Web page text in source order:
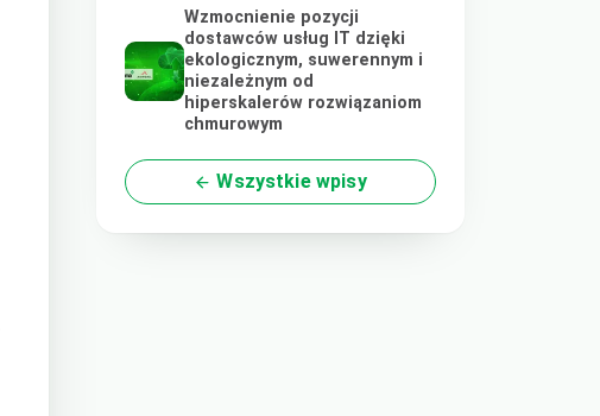
Wzmocnienie pozycji
dostawców usług IT dzięki
ekologicznym, suwerennym i
niezależnym od
hiperskalerów rozwiązaniom
chmurowym
Wszystkie wpisy